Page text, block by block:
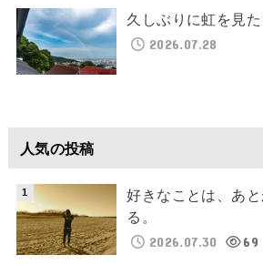
久しぶりに虹を見た
2026.07.28
人気の投稿
好きなことは、あ
る。
2026.07.30
69